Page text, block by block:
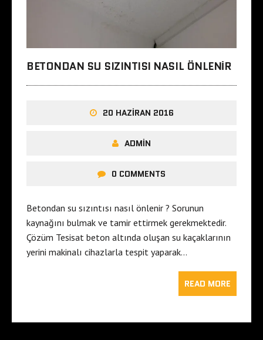
BETONDAN SU SIZINTISI NASIL ÖNLENIR
20 HAZIRAN 2016
ADMIN
0 COMMENTS
Betondan su sızıntısı nasıl önlenir ? Sorunun
kaynağını bulmak ve tamir ettirmek gerekmektedir.
Çözüm Tesisat beton altında oluşan su kaçaklarının
yerini makinalı cihazlarla tespit yaparak…
READ MORE